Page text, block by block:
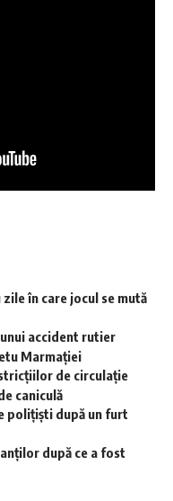
zile în care jocul se mută
accident rutier
Marmației
de circulație
caniculă
polițiști după un furt
după ce a fost